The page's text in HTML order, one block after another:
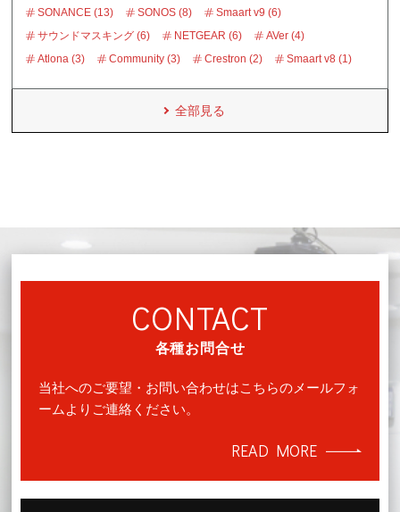
SONANCE (13)
SONOS (8)
Smaart v9 (6)
サウンドマスキング (6)
NETGEAR (6)
AVer (4)
Atlona (3)
Community (3) Crestron (2) Smaart v8 (1)
全部見る
CONTACT
各種お問合せ
当社へのご要望・お問い合わせはこちらのメールフォ
ームよりご連絡ください。
READ MORE